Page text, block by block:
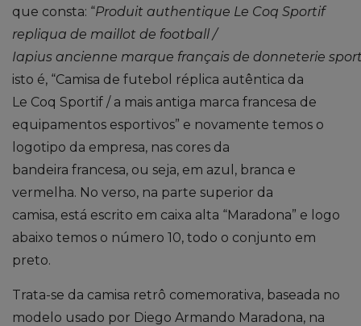
que consta: “Produit authentique Le Coq Sportif
repliqua de maillot de football /
Iapius ancienne marque français de donneterie
isto é, “Camisa de futebol réplica autêntica da
Le Coq Sportif / a mais antiga marca francesa de
equipamentos esportivos” e novamente temos o
logotipo da empresa, nas cores da
bandeira francesa, ou seja, em azul, branca e
vermelha. No verso, na parte superior da
camisa, está escrito em caixa alta “Maradona” e logo
abaixo temos o número 10, todo o conjunto em
preto.
Trata-se da camisa retrô comemorativa, baseada no
modelo usado por Diego Armando Maradona, na